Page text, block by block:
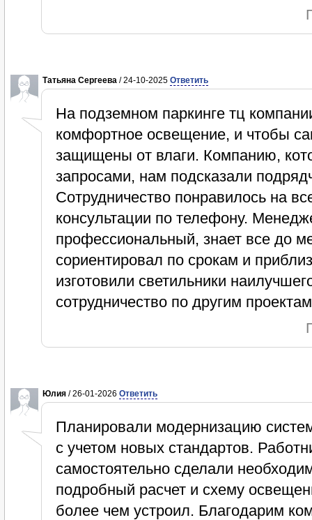
Татьяна Сергеева / 24-10-2025 Ответить
На подземном паркинге тц
комфортное освещение, и чтобы
защищены от влаги. Компанию,
запросами, нам подсказали
Сотрудничество понравилось на
консультации по телефону.
профессиональный, знает все до
сориентировал по срокам и
изготовили светильники
сотрудничество по другим
Юлия / 26-01-2026 Ответить
Планировали модернизацию
с учетом новых стандартов.
самостоятельно сделали
подробный расчет и схему
более чем устроил. Благодарим